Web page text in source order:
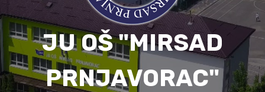
JU OŠ "MIRSAD
PRNJAVORAC"